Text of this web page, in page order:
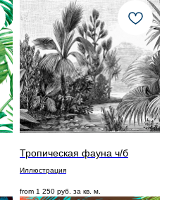
Тропическая фауна ч/б
Иллюстрация
from 1 250 руб. за кв. м.